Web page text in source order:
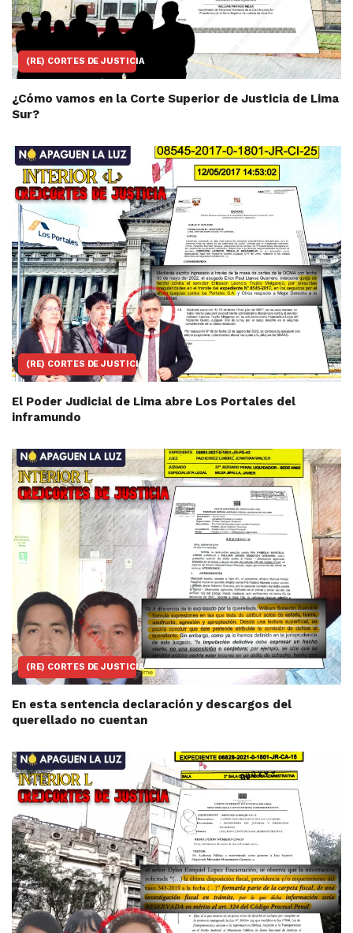
(RE) CORTES DE JUSTICIA
¿Cómo vamos en la Corte Superior de Justicia de Lima
Sur?
(RE) CORTES DE JUSTICIA
El Poder Judicial de Lima abre Los Portales del
inframundo
(RE) CORTES DE JUSTICIA
En esta sentencia declaración y descargos del
querellado no cuentan